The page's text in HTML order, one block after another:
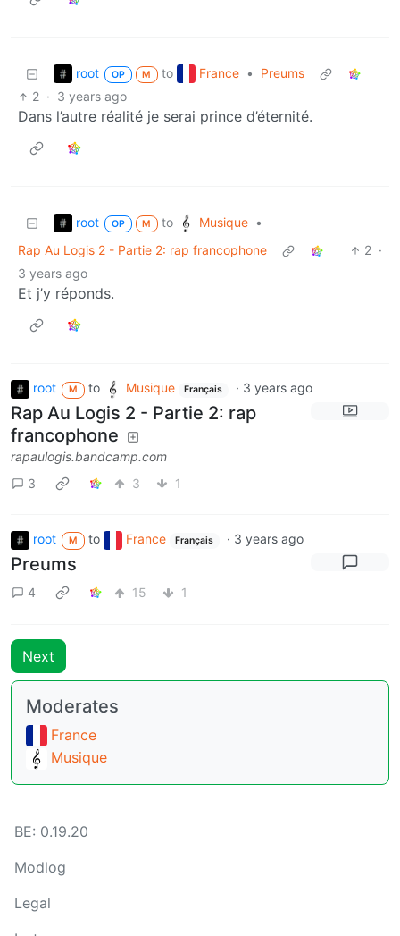
root OP M to France •
Preums
2 · 3 years ago
Dans l’autre réalité je serai prince d’éternité.
root OP M to Musique •
Rap Au Logis 2 - Partie 2: rap francophone
2 ·
3 years ago
Et j’y réponds.
root M to Musique Français · 3 years ago
Rap Au Logis 2 - Partie 2: rap
francophone
rapaulogis.bandcamp.com
3
3 1
root M to France Français · 3 years ago
Preums
4 15 1
Next
Moderates
France
Musique
BE: 0.19.20
Modlog
Legal